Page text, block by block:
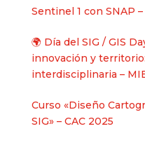
Sentinel 1 con SNAP –
🌍 Día del SIG / GIS
innovación y
interdisciplinaria – MIE
Curso «Diseño
SIG» – CAC 2025